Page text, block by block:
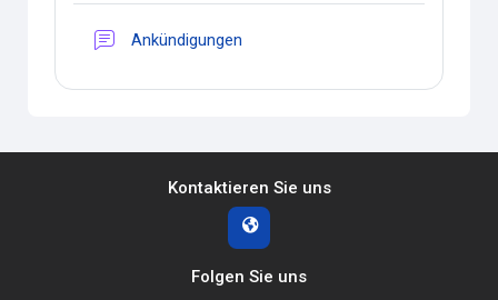
Ankündigungen
Kontaktieren Sie uns
Folgen Sie uns